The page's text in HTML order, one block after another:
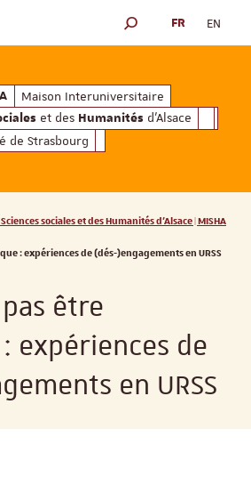
Maison Interuniversitaire des
Maison Interuniversitaire
et des Humanités d'Alsace
de Strasbourg
MOTEUR DE
FR EN
sociales et des Humanités d'Alsace | MISHA
: expériences de (dés-)engagements en URSS
être
expériences de
en URSS